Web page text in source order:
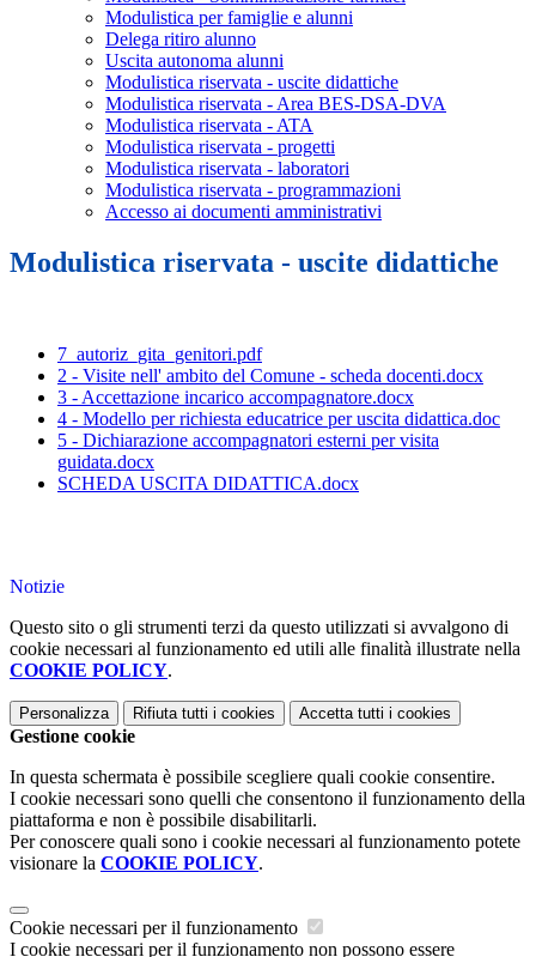
Modulistica per famiglie e alunni
Delega ritiro alunno
Uscita autonoma alunni
Modulistica riservata - uscite didattiche
Modulistica riservata - Area BES-DSA-DVA
Modulistica riservata - ATA
Modulistica riservata - progetti
Modulistica riservata - laboratori
Modulistica riservata - programmazioni
Accesso ai documenti amministrativi
Modulistica riservata - uscite didattiche
7_autoriz_gita_genitori.pdf
2 - Visite nell' ambito del Comune - scheda docenti.docx
3 - Accettazione incarico accompagnatore.docx
4 - Modello per richiesta educatrice per uscita didattica.doc
5 - Dichiarazione accompagnatori esterni per visita
guidata.docx
SCHEDA USCITA DIDATTICA.docx
Notizie
Questo sito o gli strumenti terzi da questo utilizzati si avvalgono di
cookie necessari al funzionamento ed utili alle finalità illustrate nella
COOKIE POLICY.
Personalizza Rifiuta tutti i cookies Accetta tutti i cookies
Gestione cookie
In questa schermata è possibile scegliere quali cookie consentire.
I cookie necessari sono quelli che consentono il funzionamento della
piattaforma e non è possibile disabilitarli.
Per conoscere quali sono i cookie necessari al funzionamento potete
visionare la COOKIE POLICY.
Cookie necessari per il funzionamento
I cookie necessari per il funzionamento non possono essere